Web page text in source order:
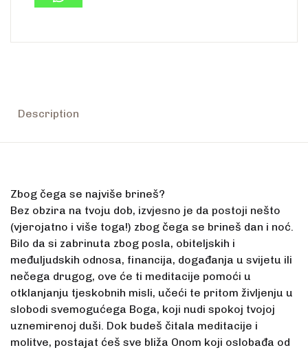
Description
Zbog čega se najviše brineš?
Bez obzira na tvoju dob, izvjesno je da postoji nešto
(vjerojatno i više toga!) zbog čega se brineš dan i noć.
Bilo da si zabrinuta zbog posla, obiteljskih i
međuljudskih odnosa, financija, događanja u svijetu ili
nečega drugog, ove će ti meditacije pomoći u
otklanjanju tjeskobnih misli, učeći te pritom življenju u
slobodi svemogućega Boga, koji nudi spokoj tvojoj
uznemirenoj duši. Dok budeš čitala meditacije i
molitve, postajat ćeš sve bliža Onom koji oslobađa od